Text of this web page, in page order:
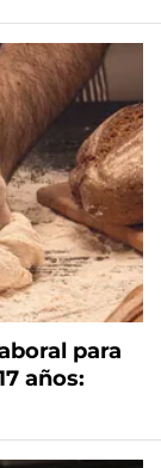
para
años: